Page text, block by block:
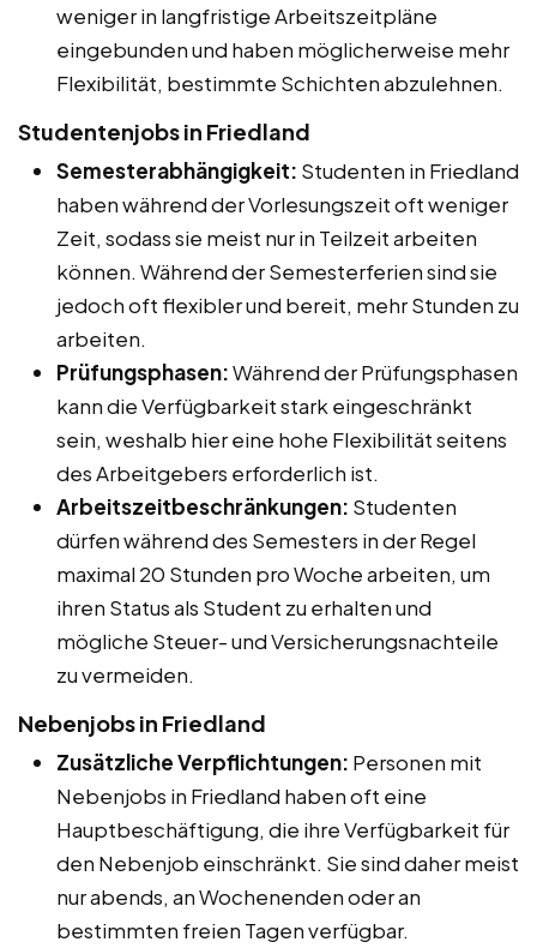
weniger in langfristige Arbeitszeitpläne
eingebunden und haben möglicherweise mehr
Flexibilität, bestimmte Schichten abzulehnen.
Studentenjobs in Friedland
Semesterabhängigkeit: Studenten in Friedland
haben während der Vorlesungszeit oft weniger
Zeit, sodass sie meist nur in Teilzeit arbeiten
können. Während der Semesterferien sind sie
jedoch oft flexibler und bereit, mehr Stunden zu
arbeiten.
Prüfungsphasen:Während der Prüfungsphasen
kann die Verfügbarkeit stark eingeschränkt
sein, weshalb hier eine hohe Flexibilität seitens
des Arbeitgebers erforderlich ist.
Arbeitszeitbeschränkungen: Studenten
dürfen während des Semesters in der Regel
maximal 20 Stunden pro Woche arbeiten, um
ihren Status als Student zu erhalten und
mögliche Steuer- und Versicherungsnachteile
zu vermeiden.
Nebenjobs in Friedland
Zusätzliche Verpflichtungen: Personen mit
Nebenjobs in Friedland haben oft eine
Hauptbeschäftigung, die ihre Verfügbarkeit für
den Nebenjob einschränkt. Sie sind daher meist
nur abends, an Wochenenden oder an
bestimmten freien Tagen verfügbar.